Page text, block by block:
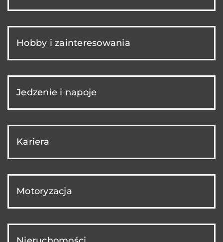
Hobby i zainteresowania
Jedzenie i napoje
Kariera
Motoryzacja